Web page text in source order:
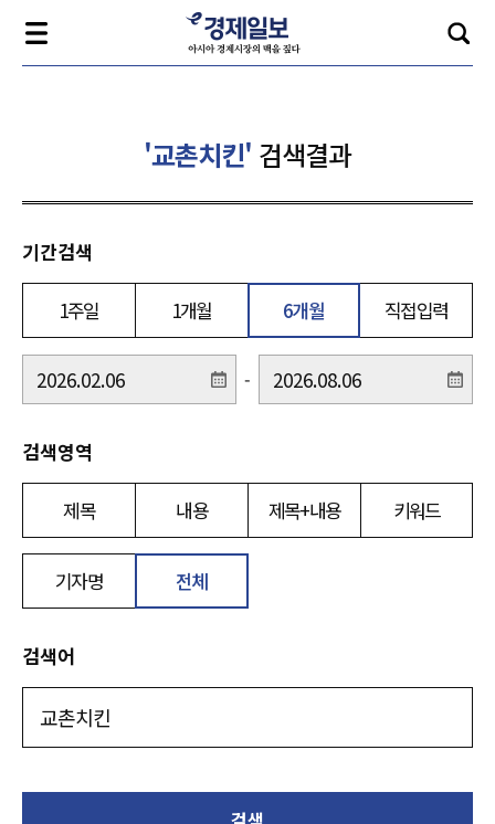
'교촌치킨' 검색결과
기간검색
1주일 1개월 6개월 직접입력
-
검색영역
제목 내용 제목+내용 키워드
기자명 전체
검색어